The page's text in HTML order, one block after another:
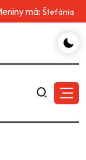
má: Štefánia